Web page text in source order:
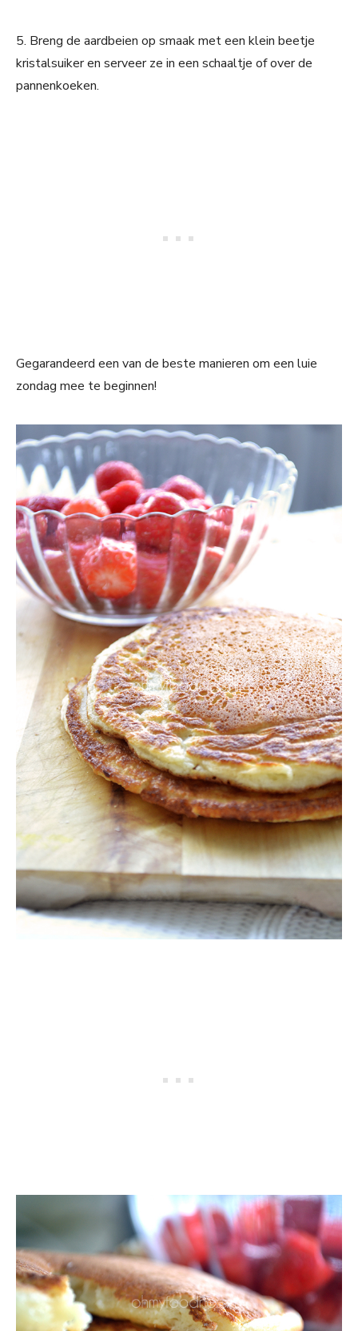
5. Breng de aardbeien op smaak met een klein beetje
kristalsuiker en serveer ze in een schaaltje of over de
pannenkoeken.
Gegarandeerd een van de beste manieren om een luie
zondag mee te beginnen!